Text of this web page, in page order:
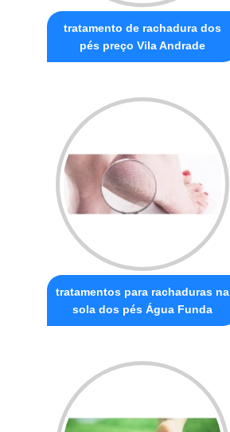
tratamento de rachadura dos
pés preço Vila Andrade
tratamentos para rachaduras na
sola dos pés Água Funda